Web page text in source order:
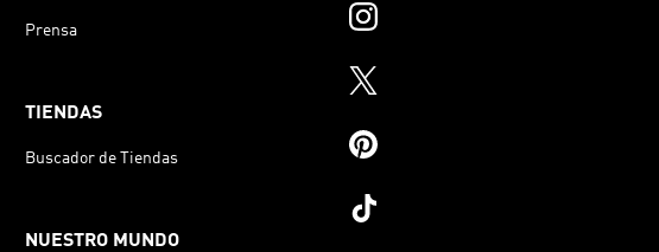
Prensa
TIENDAS
Buscador de Tiendas
NUESTRO MUNDO